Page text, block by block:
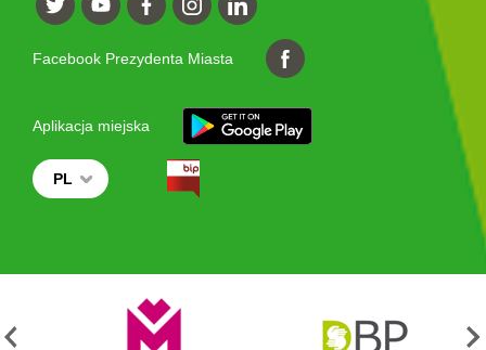
Facebook Prezydenta Miasta
Aplikacja miejska
PL